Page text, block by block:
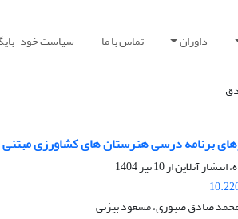
داوران تماس با ما سیاست خود-
برنامه درسی هنرستان های کشاورزی
آنلاین از10 تیر 1404
صادق صبوری، مسعود بیژنی